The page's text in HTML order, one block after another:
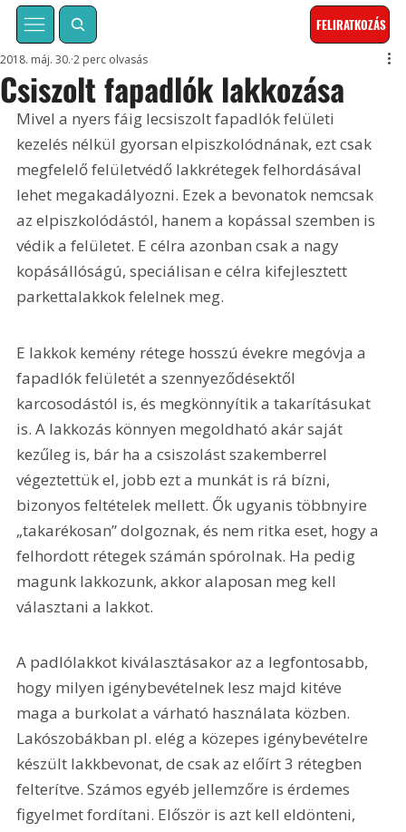
FELIRATKOZÁS
Csiszolt fapadlók lakkozása
2018. máj. 30. 2 perc olvasás
Mivel a nyers fáig lecsiszolt fapadlók felületi
kezelés nélkül gyorsan elpiszkolódnának, ezt csak
megfelelő felületvédő lakkrétegek felhordásával
lehet megakadályozni. Ezek a bevonatok nemcsak
az elpiszkolódástól, hanem a kopással szemben is
védik a felületet. E célra azonban csak a nagy
kopásállóságú, speciálisan e célra kifejlesztett
parkettalakkok felelnek meg.
E lakkok kemény rétege hosszú évekre megóvja a
fapadlók felületét a szennyeződésektől
karcosodástól is, és megkönnyítik a takarításukat
is. A lakkozás könnyen megoldható akár saját
kezűleg is, bár ha a csiszolást szakemberrel
végeztettük el, jobb ezt a munkát is rá bízni,
bizonyos feltételek mellett. Ők ugyanis többnyire
„takarékosan” dolgoznak, és nem ritka eset, hogy a
felhordott rétegek számán spórolnak. Ha pedig
magunk lakkozunk, akkor alaposan meg kell
választani a lakkot.
A padlólakkot kiválasztásakor az a legfontosabb,
hogy milyen igénybevételnek lesz majd kitéve
maga a burkolat a várható használata közben.
Lakószobákban pl. elég a közepes igénybevételre
készült lakkbevonat, de csak az előírt 3 rétegben
felterítve. Számos egyéb jellemzőre is érdemes
figyelmet fordítani. Először is azt kell eldönteni,